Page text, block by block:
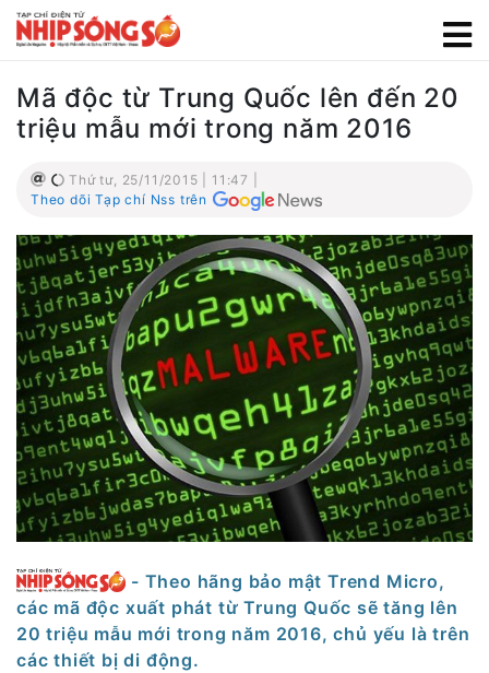
Mã độc từ Trung Quốc lên đến 20
triệu mẫu mới trong năm 2016
Thứ tư, 25/11/2015 | 11:47 |
Theo dõi Tạp chí Nss trên
- Theo hãng bảo mật Trend Micro,
các mã độc xuất phát từ Trung Quốc sẽ tăng lên
20 triệu mẫu mới trong năm 2016, chủ yếu là trên
các thiết bị di động.